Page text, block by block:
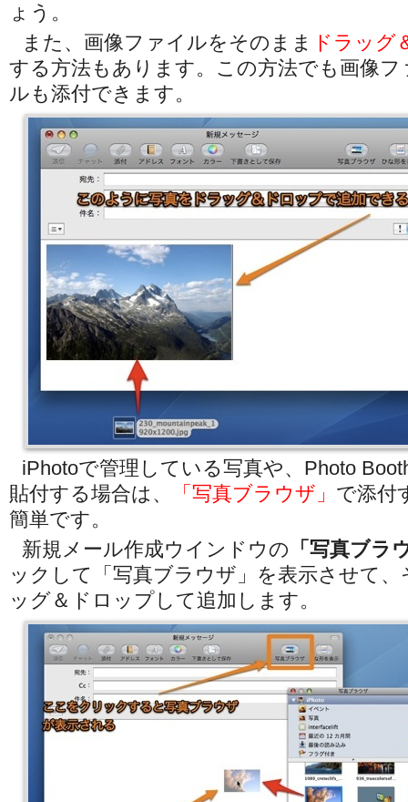
ょう。
また、画像ファイルをそのまま ドラッグ
する方法もあります。この方法でも画像
ルも添付できます。
iPhotoで管理している写真や、Photo
貼付する場合は、
「写真ブラウザ」 で添付
簡単です。
新規メール作成ウインドウの 「写真ブラ
ックして「写真ブラウザ」を表示させて
ッグ＆ドロップして追加します。